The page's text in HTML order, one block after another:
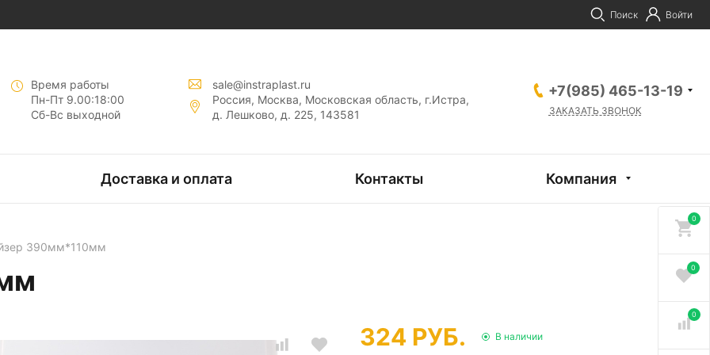
Поиск Войти
Время работы
Пн-Пт 9.00:18:00
Сб-Вс выходной
sale@instraplast.ru
Россия, Москва, Московская область, г.Истра,
д. Лешково, д. 225, 143581
+7(985) 465-13-19
ЗАКАЗАТЬ ЗВОНОК
Доставка и оплата Контакты Компания
390мм*110мм
324 РУБ.
В наличии
0
0
0